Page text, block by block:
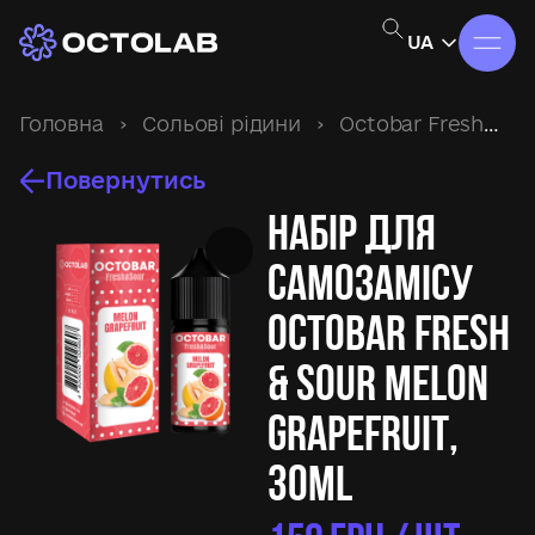
UA
Головна › Сольові рідини › Octobar Fresh&Sour
Повернутись
Набір для
самозамісу
Octobar Fresh
& Sour Melon
Grapefruit,
30ml